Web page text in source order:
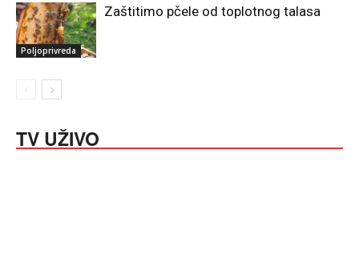
Poljoprivreda
Zaštitimo pčele od toplotnog talasa
TV UŽIVO